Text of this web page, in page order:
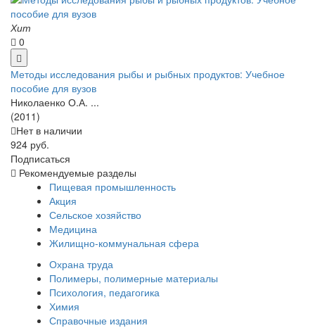
Хит
0
Методы исследования рыбы и рыбных продуктов: Учебное
пособие для вузов
Николаенко О.А. ...
(2011)
Нет в наличии
924 руб.
Подписаться
Рекомендуемые разделы
Пищевая промышленность
Акция
Сельское хозяйство
Медицина
Жилищно-коммунальная сфера
Охрана труда
Полимеры, полимерные материалы
Психология, педагогика
Химия
Справочные издания